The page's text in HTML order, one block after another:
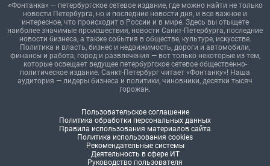
«Фонтанка» — петербургское сетевое издание, где можно найти не только
новости Петербурга, но и последние новости дня, и все важное и
интересное, что происходит в России и в мире. Здесь вы отыщете
наиболее значимые происшествия, новости Санкт-Петербурга, последние
новости бизнеса, а также события в обществе, культуре, искусстве.
Политика и власть, бизнес и недвижимость, дороги и автомобили,
финансы и работа, город и развлечения — вот только некоторые из тем,
которые освещает ведущее петербургское сетевое общественно-
политическое издание. Санкт-Петербург читает «Фонтанку»! Наша
аудитория — лидеры бизнеса и политики, чиновники, десятки тысяч
горожан.
Пользовательское соглашение
Политика обработки персональных данных
Правила использования материалов сайта
Политика использования cookies
Рекомендательные системы
Деятельность в сфере ИТ
Руководство пользователя